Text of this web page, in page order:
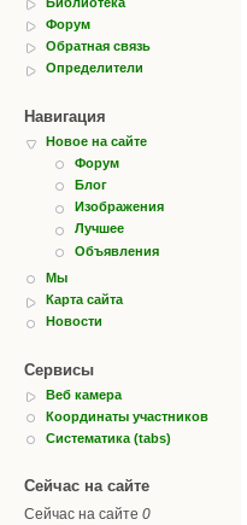
Форум
Обратная связь
Определители
Навигация
Новое на сайте
Форум
Блог
Изображения
Лучшее
Объявления
Мы
Карта сайта
Новости
Сервисы
Веб камера
Координаты участников
Систематика (tabs)
Сейчас на сайте
Сейчас на сайте 0